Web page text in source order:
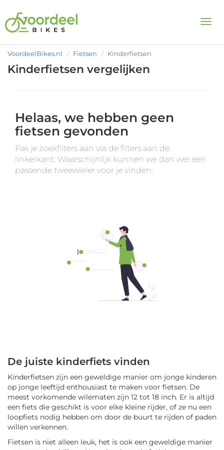
VoordeelBikes.nl Fietsen Kinderfietsen
Kinderfietsen vergelijken
Helaas, we hebben geen
fietsen gevonden
Pas je zoekfilters aan via de filters aan de
linkerkant. Waarschijnlijk kunnen we dan wel een
passende tweewieler voor je vinden.
De juiste kinderfiets vinden
Kinderfietsen zijn een geweldige manier om jonge kinderen
op jonge leeftijd enthousiast te maken voor fietsen. De
meest vorkomende wilematen zijn 12 tot 18 inch. Er is altijd
een fiets die geschikt is voor elke kleine rijder, of ze nu een
loopfiets nodig hebben om door de buurt te rijden of paden
willen verkennen.
Fietsen is niet alleen leuk, het is ook een geweldige manier